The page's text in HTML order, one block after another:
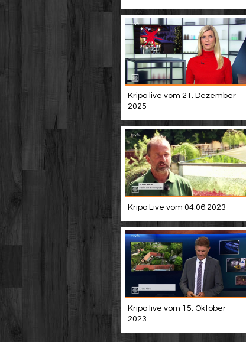
Kripo live vom 21. Dezember
2025
Kripo Live vom 04.06.2023
Kripo live vom 15. Oktober
2023